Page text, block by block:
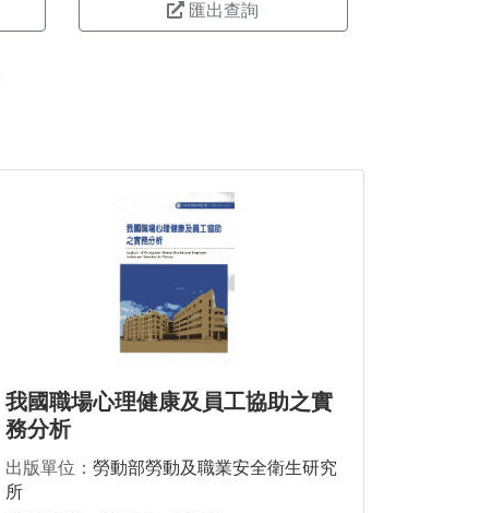
匯出查詢
我國職場心理健康及員工協助之實
務分析
出版單位： 勞動部勞動及職業安全衛生研究
所